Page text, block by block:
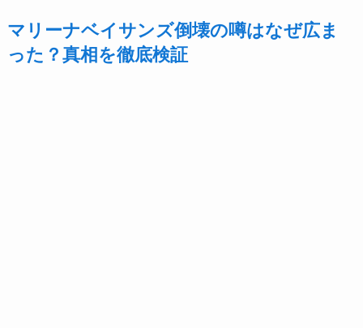
マリーナベイサンズ倒壊の噂はなぜ広ま
った？真相を徹底検証